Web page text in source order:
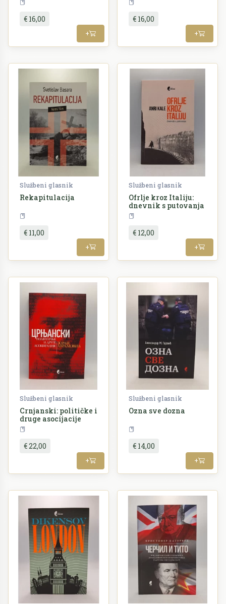
€ 16,00
+
€ 16,00
+
Službeni glasnik
Rekapitulacija
€ 11,00
+
Službeni glasnik
Ofrlje kroz Italiju:
dnevnik s putovanja
€ 12,00
+
Službeni glasnik
Crnjanski: političke i
druge asocijacije
€ 22,00
+
Službeni glasnik
Ozna sve dozna
€ 14,00
+